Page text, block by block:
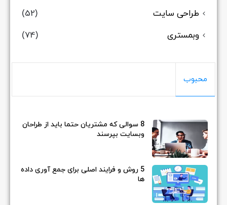
طراحی سایت
وبمستری
محبوب
8 سوالی که مشتریان حتما باید از طراحان
وبسایت بپرسند
5 روش و فرایند اصلی برای جمع آوری داده
ها